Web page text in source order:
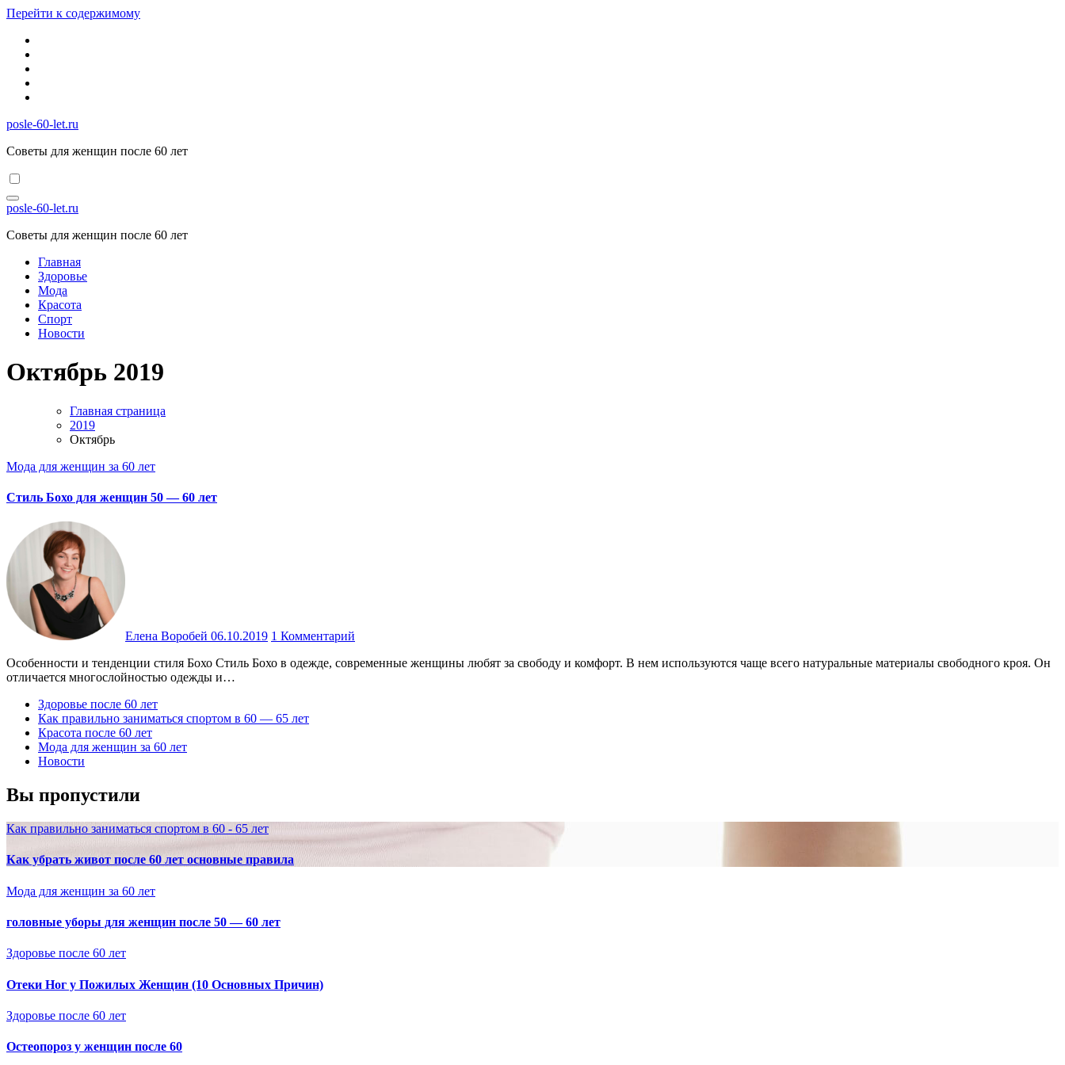
Перейти к содержимому
posle-60-let.ru
Советы для женщин после 60 лет
posle-60-let.ru
Советы для женщин после 60 лет
Главная
Здоровье
Мода
Красота
Спорт
Новости
Октябрь 2019
Главная страница
2019
Октябрь
Мода для женщин за 60 лет
Стиль Бохо для женщин 50 — 60 лет
Елена Воробей 06.10.2019 1 Комментарий
Особенности и тенденции стиля Бохо Стиль Бохо в одежде, современные женщины любят за свободу и комфорт. В нем используются чаще всего натуральные материалы свободного кроя. Он
отличается многослойностью одежды и…
Здоровье после 60 лет
Как правильно заниматься спортом в 60 — 65 лет
Красота после 60 лет
Мода для женщин за 60 лет
Новости
Вы пропустили
Как правильно заниматься спортом в 60 - 65 лет
Как убрать живот после 60 лет основные правила
Мода для женщин за 60 лет
головные уборы для женщин после 50 — 60 лет
Здоровье после 60 лет
Отеки Ног у Пожилых Женщин (10 Основных Причин)
Здоровье после 60 лет
Остеопороз у женщин после 60